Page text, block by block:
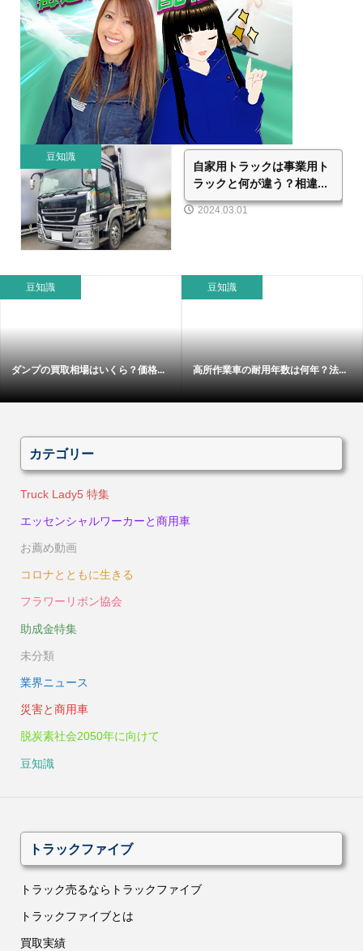
豆知識
自家用トラックは事業用ト
ラックと何が違う？相違...
2024.03.01
豆知識
ダンプの買取相場はいくら？価格...
豆知識
高所作業車の耐用年数は何年？法...
カテゴリー
Truck Lady5 特集
エッセンシャルワーカーと商用車
お薦め動画
コロナとともに生きる
フラワーリボン協会
助成金特集
未分類
業界ニュース
災害と商用車
脱炭素社会2050年に向けて
豆知識
トラックファイブ
トラック売るならトラックファイブ
トラックファイブとは
買取実績